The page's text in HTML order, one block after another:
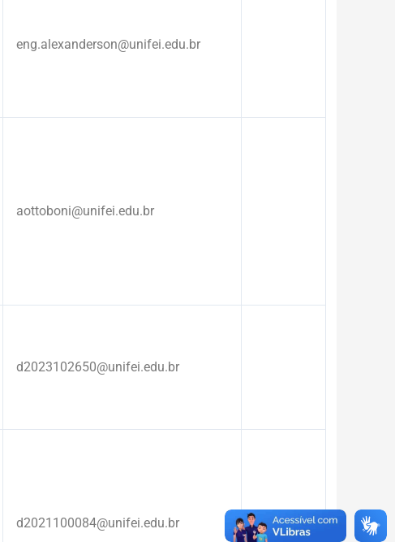
eng.alexanderson@unifei.edu.br
aottoboni@unifei.edu.br
d2023102650@unifei.edu.br
d2021100084@unifei.edu.br